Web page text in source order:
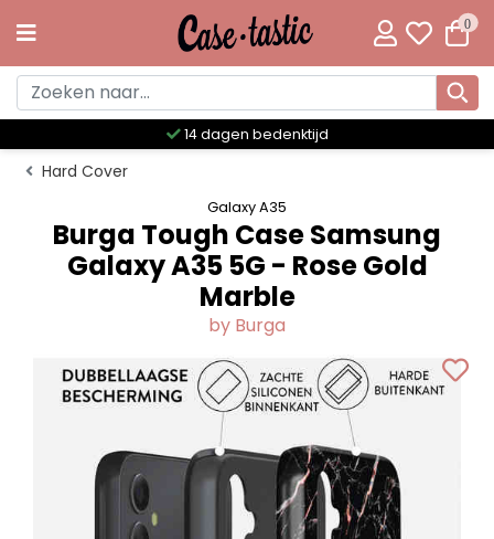
0
Meer dan 300 unieke designs
Hard Cover
Galaxy A35
Burga Tough Case Samsung
Galaxy A35 5G - Rose Gold
Marble
by Burga